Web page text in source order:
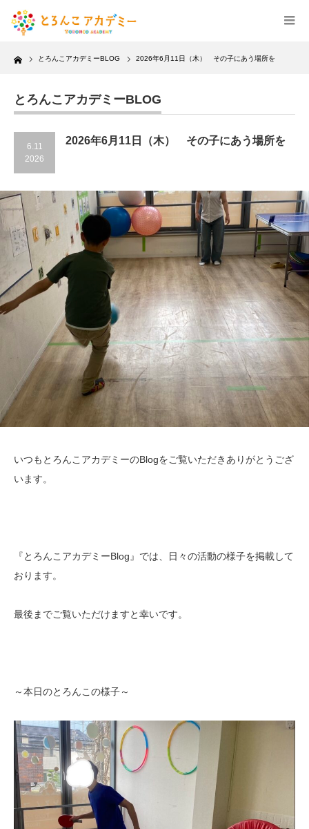
Home とろんこアカデミーBLOG 2026年6月11日（木） その子にあう場所を
とろんこアカデミーBLOG
6.11
2026
2026年6月11日（木） その子にあう場所を
いつもとろんこアカデミーのBlogをご覧いただきありがとうござ
います。
『とろんこアカデミーBlog』では、日々の活動の様子を掲載して
おります。
最後までご覧いただけますと幸いです。
～本日のとろんこの様子～